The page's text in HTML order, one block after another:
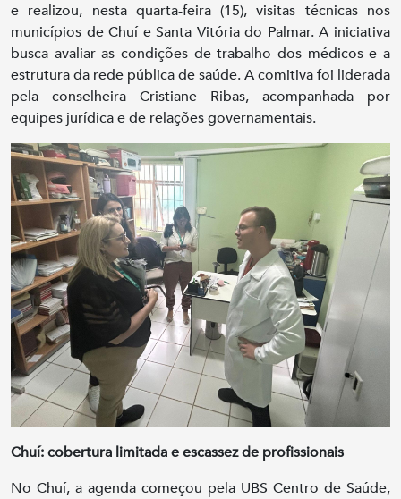
e realizou, nesta quarta-feira (15), visitas técnicas nos
municípios de Chuí e Santa Vitória do Palmar. A iniciativa
busca avaliar as condições de trabalho dos médicos e a
estrutura da rede pública de saúde. A comitiva foi liderada
pela conselheira Cristiane Ribas, acompanhada por
equipes jurídica e de relações governamentais.
Chuí: cobertura limitada e escassez de profissionais
No Chuí, a agenda começou pela UBS Centro de Saúde,